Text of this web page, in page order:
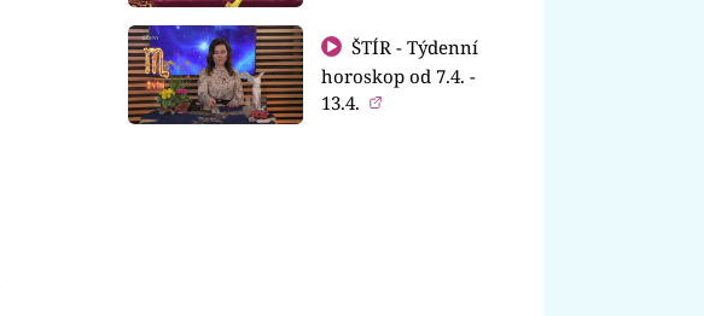
ŠTÍR - Týdenní
horoskop od 7.4. -
13.4.